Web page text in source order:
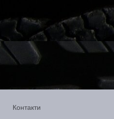
Контакти